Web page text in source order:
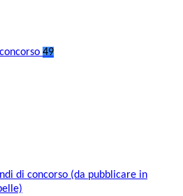
49
di concorso (da pubblicare in